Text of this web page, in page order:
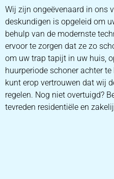
Wij zijn ongeëvenaard in ons
deskundigen is opgeleid om
behulp van de modernste
ervoor te zorgen dat ze zo
om uw trap tapijt in uw huis,
huurperiode schoner achter
kunt erop vertrouwen dat wij
regelen. Nog niet overtuigd?
tevreden residentiële en